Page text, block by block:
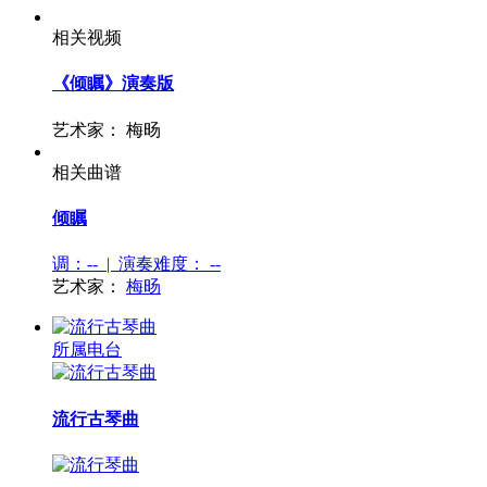
相关视频
《倾瞩》演奏版
艺术家： 梅旸
相关曲谱
倾瞩
调：-- | 演奏难度：
--
艺术家：
梅旸
所属电台
流行古琴曲